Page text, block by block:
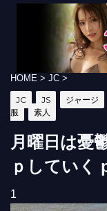
HOME > JC >
JC JS ジャージ
服
素人
月曜日は憂
ｐしていく
1